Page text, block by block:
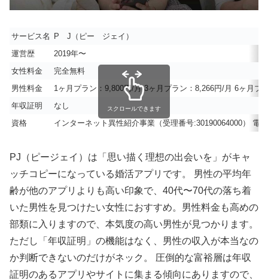
サービス名
P J（ピー ジェイ）
運営歴
2019年〜
女性料金
完全無料
男性料金
1ヶ月プラン：9,800円/月 3ヶ月プラン：8,266円/月 6ヶ月プ
年収証明
なし
資格
インターネット異性紹介事業（受理番号:30190064000）
スクロールできます
PJ（ピージェイ）は「思い描く理想の出会いを」がキャ
ッチコピーになっている婚活アプリです。 男性の平均年
齢が他のアプリよりも高い印象で、40代〜70代の落ち着
いた男性を見つけたい女性におすすめ。男性料金も高めの
部類に入りますので、本気度の高い男性が見つかります。
ただし「年収証明」の機能はなく、男性の収入が本当なの
か判断できないのだけがネック。 圧倒的な富裕層は年収
証明のあるアプリやサイトに集まる傾向にありますので、